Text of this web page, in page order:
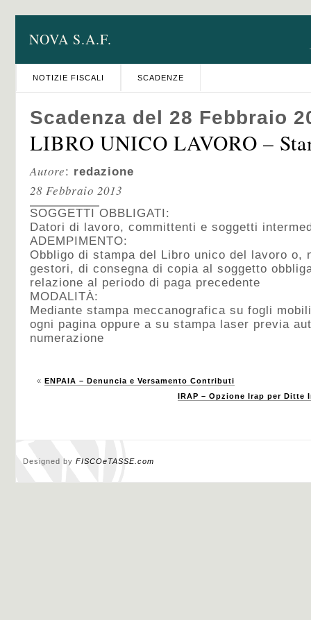
NOVA S.A.F.
NOTIZIE FISCALI SCADENZE
Scadenza del 28 Febbraio
LIBRO UNICO LAVORO –
Autore: redazione
28 Febbraio 2013
SOGGETTI OBBLIGATI:
Datori di lavoro, committenti e soggetti
ADEMPIMENTO:
Obbligo di stampa del Libro unico del lavoro o,
gestori, di consegna di copia al soggetto
relazione al periodo di paga precedente
MODALITÀ:
Mediante stampa meccanografica su fogli
ogni pagina oppure a su stampa laser previa
numerazione
« ENPAIA – Denuncia e Versamento Contributi
IRAP – Opzione Irap per Ditte
Designed by FISCOeTASSE.com